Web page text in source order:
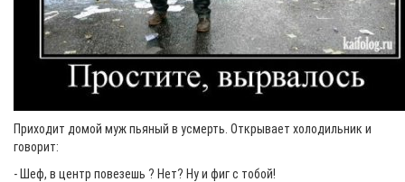
Приходит домой муж пьяный в усмерть. Открывает холодильник и
говорит:
- Шеф, в центр повезешь ? Нет? Ну и фиг с тобой!